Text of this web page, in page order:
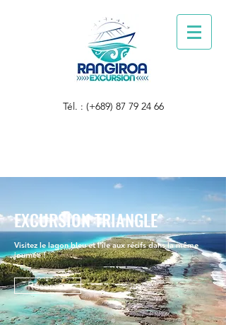
Tél. : (+689) 87 79 24 66
EXCURSIONTRIANGLE
Visitez le lagon bleu et l'île aux récifs dans la même
journée !
Réservez